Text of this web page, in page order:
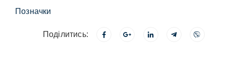
Позначки
Поділитись: